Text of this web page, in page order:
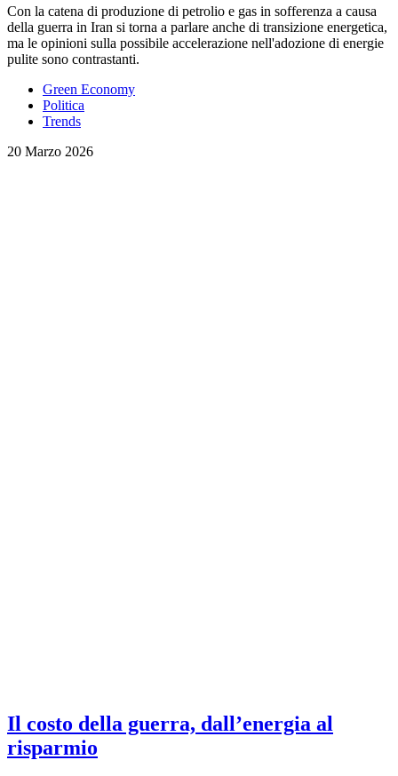
Con la catena di produzione di petrolio e gas in sofferenza a causa
della guerra in Iran si torna a parlare anche di transizione energetica,
ma le opinioni sulla possibile accelerazione nell'adozione di energie
pulite sono contrastanti.
Green Economy
Politica
Trends
20 Marzo 2026
Il costo della guerra, dall’energia al
risparmio